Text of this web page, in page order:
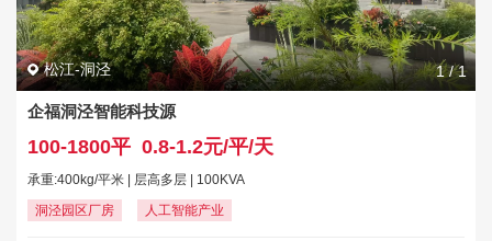
松江-洞泾 1/1
企福洞泾智能科技源
100-1800平 0.8-1.2元/平/天
承重:400kg/平米 | 层高多层 | 100KVA
洞泾园区厂房
人工智能产业